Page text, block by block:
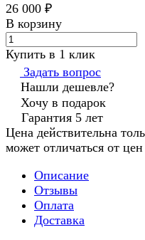
26 000 ₽
В корзину
Купить в 1 клик
Задать вопрос
Нашли дешевле?
Хочу в подарок
Гарантия 5 лет
Цена действительна
может отличаться от
Описание
Отзывы
Оплата
Доставка